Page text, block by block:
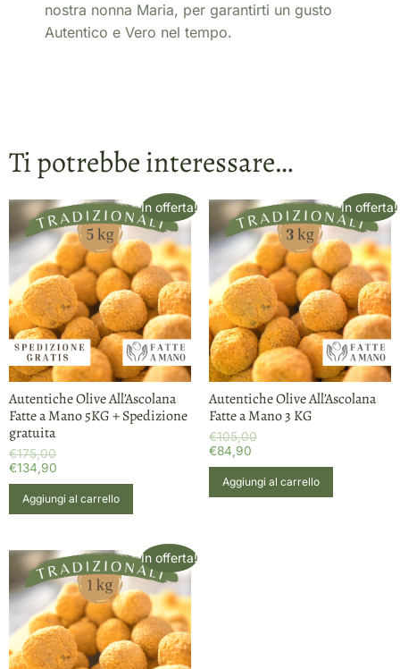
nostra nonna Maria, per garantirti un gusto
Autentico e Vero nel tempo.
Ti potrebbe interessare…
In offerta!
Autentiche Olive All’Ascolana
Fatte a Mano 5KG + Spedizione
gratuita
€175,00
€134,90
Aggiungi al carrello
In offerta!
Autentiche Olive All’Ascolana
Fatte a Mano 3 KG
€105,00
€84,90
Aggiungi al carrello
In offerta!